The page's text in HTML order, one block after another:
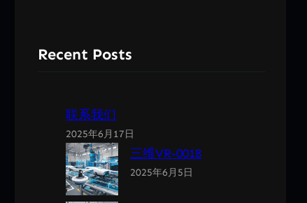
Recent Posts
联系我们
2025年6月17日
三维VR-0018
2025年6月5日